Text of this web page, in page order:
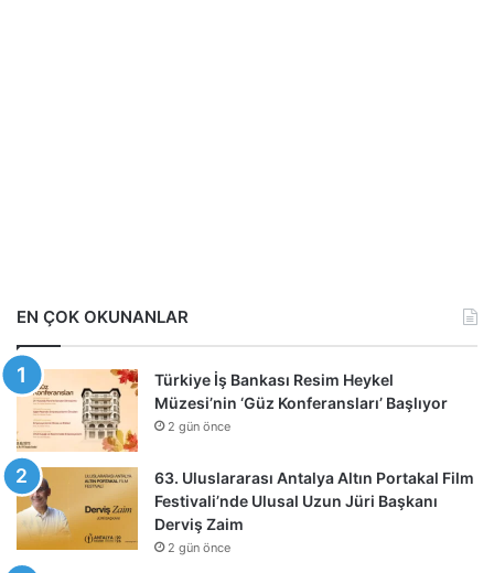
EN ÇOK OKUNANLAR
Türkiye İş Bankası Resim Heykel
Müzesi’nin ‘Güz Konferansları’ Başlıyor
2 gün önce
63. Uluslararası Antalya Altın Portakal Film
Festivali’nde Ulusal Uzun Jüri Başkanı
Derviş Zaim
2 gün önce